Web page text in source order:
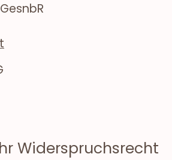
Widerspruchsrecht